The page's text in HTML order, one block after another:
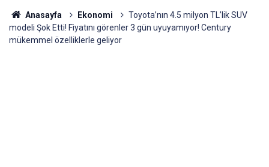
Anasayfa Ekonomi
Toyota’nın 4.5 milyon TL’lik SUV
modeli Şok Etti! Fiyatını görenler 3 gün uyuyamıyor! Century
mükemmel özelliklerle geliyor